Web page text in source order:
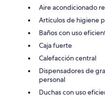
Aire acondicionado
Artículos de higiene
Baños con uso
Caja fuerte
Calefacción central
Dispensadores de
personal
Duchas con uso